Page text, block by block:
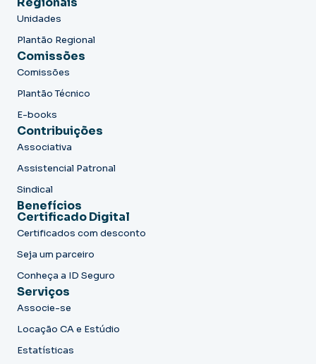
Unidades
Plantão Regional
Comissões
Comissões
Plantão Técnico
E-books
Contribuições
Associativa
Assistencial Patronal
Sindical
Benefícios
Certificado Digital
Certificados com desconto
Seja um parceiro
Conheça a ID Seguro
Serviços
Associe-se
Locação CA e Estúdio
Estatísticas